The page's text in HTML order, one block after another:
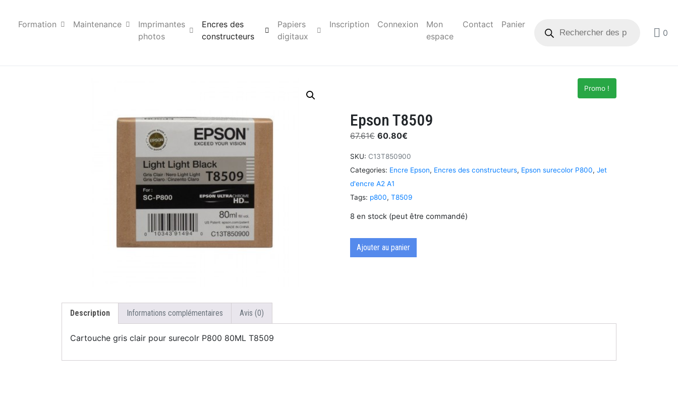
Formation Maintenance
Imprimantes
photos
Encres des
constructeurs
Papiers
digitaux
Inscription Connexion
Mon
espace
Contact
Panier
0
Promo !
Epson T8509
67.61€ 60.80€
SKU: C13T850900
Categories: Encre Epson, Encres des constructeurs, Epson surecolor P800, Jet
d'encre A2 A1
Tags: p800, T8509
8 en stock (peut être commandé)
Ajouter au panier
Description Informations complémentaires Avis (0)
Cartouche gris clair pour surecolr P800 80ML T8509